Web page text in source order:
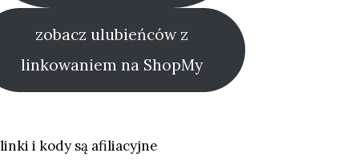
zobacz ulubieńców z
linkowaniem na ShopMy
i kody są afiliacyjne